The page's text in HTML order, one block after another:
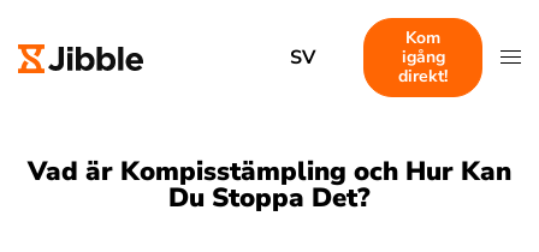
SV
Kom
igång
direkt!
Vad är Kompisstämpling och Hur Kan
Du Stoppa Det?